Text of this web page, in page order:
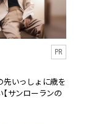
PR
先いっしょに歳を
サンローランの